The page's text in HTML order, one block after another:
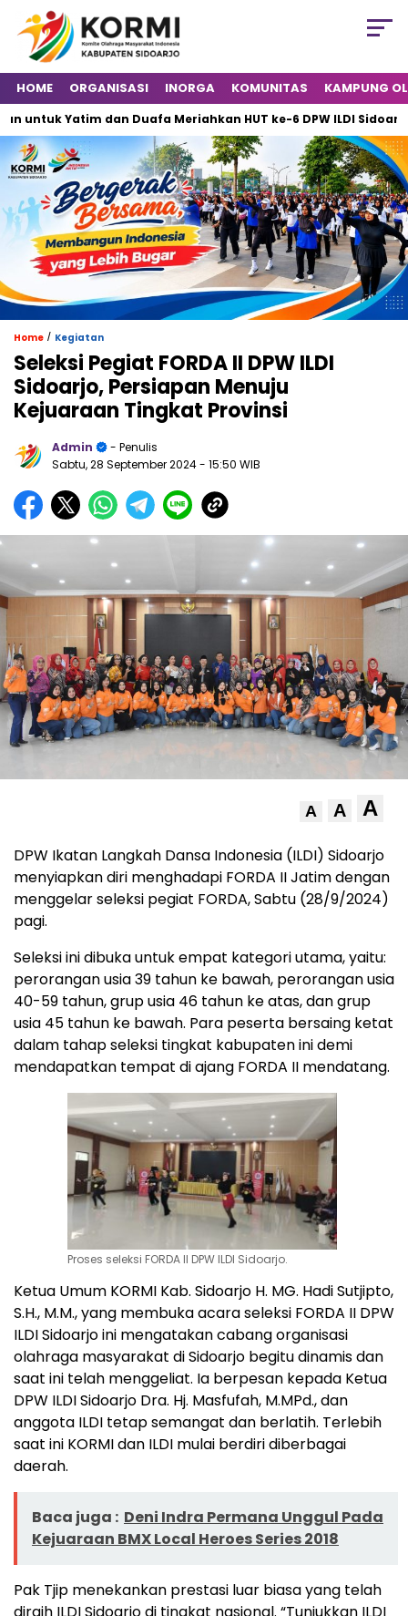
HOME ORGANISASI INORGA KOMUNITAS KAMPUNG
Yatim dan Duafa Meriahkan HUT ke-6 DPW ILDI Sidoarjo
Home / Kegiatan
Seleksi Pegiat FORDA II DPW ILDI
Sidoarjo, Persiapan Menuju
Kejuaraan Tingkat Provinsi
Admin
- Penulis
Sabtu, 28 September 2024- 15:50 WIB
A A A
DPW Ikatan Langkah Dansa Indonesia (ILDI) Sidoarjo
menyiapkan diri menghadapi FORDA II Jatim dengan
menggelar seleksi pegiat FORDA, Sabtu (28/9/2024)
pagi.
Seleksi ini dibuka untuk empat kategori utama, yaitu:
perorangan usia 39 tahun ke bawah, perorangan usia
40-59 tahun, grup usia 46 tahun ke atas, dan grup
usia 45 tahun ke bawah. Para peserta bersaing ketat
dalam tahap seleksi tingkat kabupaten ini demi
mendapatkan tempat di ajang FORDA II mendatang.
Proses seleksi FORDA II DPW ILDI Sidoarjo.
Ketua Umum KORMI Kab. Sidoarjo H. MG. Hadi Sutjipto,
S.H., M.M., yang membuka acara seleksi FORDA II DPW
ILDI Sidoarjo ini mengatakan cabang organisasi
olahraga masyarakat di Sidoarjo begitu dinamis dan
saat ini telah menggeliat. Ia berpesan kepada Ketua
DPW ILDI Sidoarjo Dra. Hj. Masfufah, M.MPd., dan
anggota ILDI tetap semangat dan berlatih. Terlebih
saat ini KORMI dan ILDI mulai berdiri diberbagai
daerah.
Baca juga : Deni Indra Permana Unggul Pada
Kejuaraan BMX Local Heroes Series 2018
Pak Tjip menekankan prestasi luar biasa yang telah
diraih ILDI Sidoarjo di tingkat nasional. “Tunjukkan ILDI